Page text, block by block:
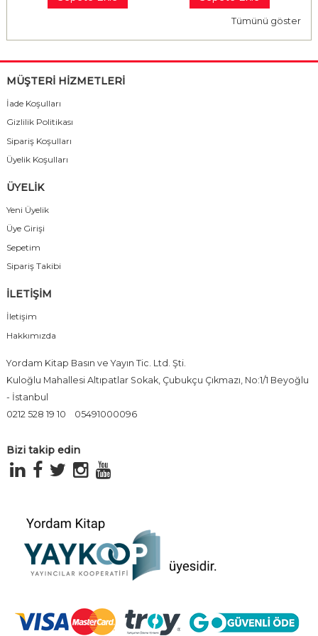
Tümünü göster
MÜŞTERİ HİZMETLERİ
İade Koşulları
Gizlilik Politikası
Sipariş Koşulları
Üyelik Koşulları
ÜYELİK
Yeni Üyelik
Üye Girişi
Sepetim
Sipariş Takibi
İLETİŞİM
İletişim
Hakkımızda
Yordam Kitap Basın ve Yayın Tic. Ltd. Şti.
Kuloğlu Mahallesi Altıpatlar Sokak, Çubukçu Çıkmazı, No:1/1 Beyoğlu
- İstanbul
0212 528 19 10
05491000096
Bizi takip edin